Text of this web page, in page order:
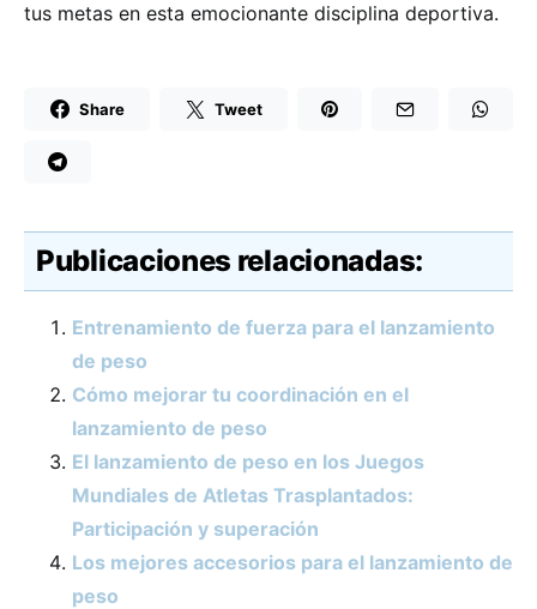
tus metas en esta emocionante disciplina deportiva.
Share Tweet
Publicaciones relacionadas:
Entrenamiento de fuerza para el lanzamiento
de peso
Cómo mejorar tu coordinación en el
lanzamiento de peso
El lanzamiento de peso en los Juegos
Mundiales de Atletas Trasplantados:
Participación y superación
Los mejores accesorios para el lanzamiento de
peso